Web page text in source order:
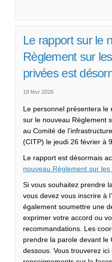
Le rapport sur le
Règlement sur
privées est
18 févr 2026
Le personnel présentera le
sur le nouveau Règlement
au Comité de
(CITP) le jeudi 26 février à
Le rapport est désormais
nouveau Règlement sur les
Si vous souhaitez prendre
vous devez vous inscrire à
également soumettre une
exprimer votre accord ou
recommandations. Les
prendre la parole devant le
dessous. Vous trouverez